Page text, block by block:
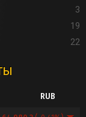
3
19
22
RUB